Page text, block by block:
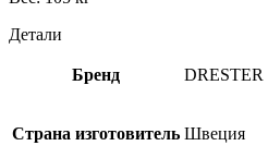
Детали
Бренд DRESTER
Страна изготовитель Швеция